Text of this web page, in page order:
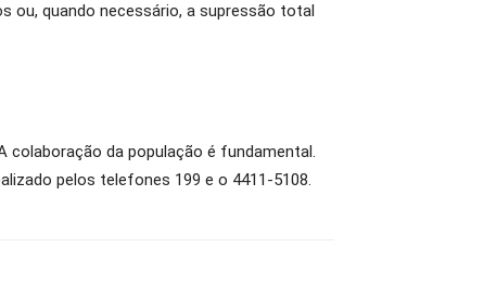
ou, quando necessário, a supressão total
colaboração da população é fundamental.
pelos telefones 199 e o 4411-5108.